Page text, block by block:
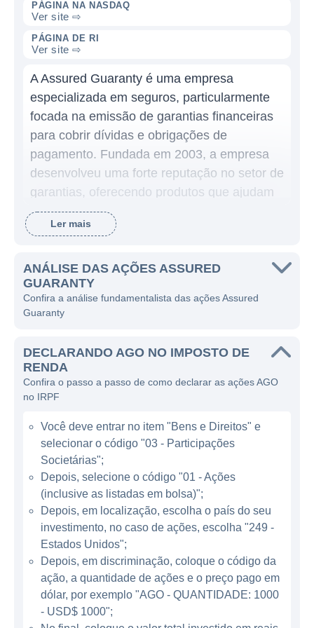
PÁGINA NA NASDAQ
Ver site ⇨
PÁGINA DE RI
Ver site ⇨
A Assured Guaranty é uma empresa
especializada em seguros, particularmente
focada na emissão de garantias financeiras
para cobrir dívidas e obrigações de
pagamento. Fundada em 2003, a empresa
desenvolveu uma forte reputação no setor de
garantias, oferecendo produtos que ajudam
a proteger investidores e credores contra
perdas financeiras e inadimplência. O
em fornecer garantias de crédito e serviços
relacionados, atuando como uma ponte de
segurança para diversas transações
A atuação da Assured Guaranty abrange
uma variedade de mercados, com foco
oferece garantias de pagamento,
principalmente em relação a títulos
municipais, imobiliários e de infraestrutura.
Com a capacidade de garantir um
pagamento a um investidor no caso de
inadimplência do emissor, a companhia se
tornou um player significativo no mercado de
garantias. Seus serviços são projetados para
inspirar confiança e segurança financeira em
transações que, de outra forma, poderiam
ser vistas como arriscadas.
Ler mais
ANÁLISE DAS AÇÕES ASSURED
GUARANTY
Confira a análise fundamentalista das ações Assured
Guaranty
DECLARANDO AGO NO IMPOSTO DE
RENDA
Confira o passo a passo de como declarar as ações AGO
no IRPF
Você deve entrar no item "Bens e Direitos" e
selecionar o código "03 - Participações
Societárias";
Depois, selecione o código "01 - Ações
(inclusive as listadas em bolsa)";
Depois, em localização, escolha o país do seu
investimento, no caso de ações, escolha "249 -
Estados Unidos";
Depois, em discriminação, coloque o código da
ação, a quantidade de ações e o preço pago em
dólar, por exemplo "AGO - QUANTIDADE: 1000
- USD$ 1000";